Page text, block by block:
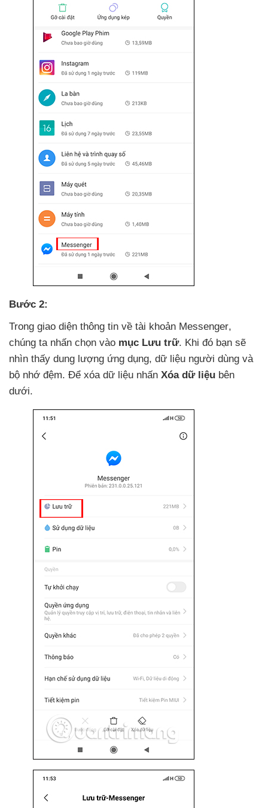
Bước 2:
Trong giao diện thông tin về tài khoản Messenger,
chúng ta nhấn chọn vào mục Lưu trữ. Khi đó bạn sẽ
nhìn thấy dung lượng ứng dụng, dữ liệu người dùng và
bộ nhớ đệm. Để xóa dữ liệu nhấn Xóa dữ liệu bên
dưới.